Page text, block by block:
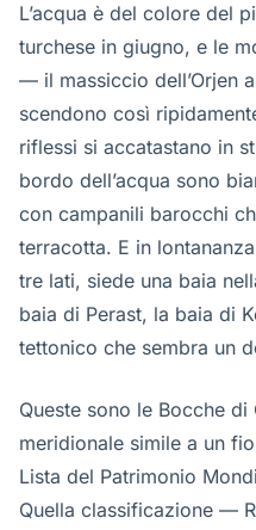
L’acqua è del colore del
turchese in giugno, e le
— il massiccio dell’Orjen
scendono così
riflessi si accatastano in
bordo dell’acqua sono
con campanili barocchi
terracotta. E in
tre lati, siede una baia
baia di Perast, la baia di
tettonico che sembra un
Queste sono le Bocche di
meridionale simile a un
Lista del Patrimonio
Quella classificazione —